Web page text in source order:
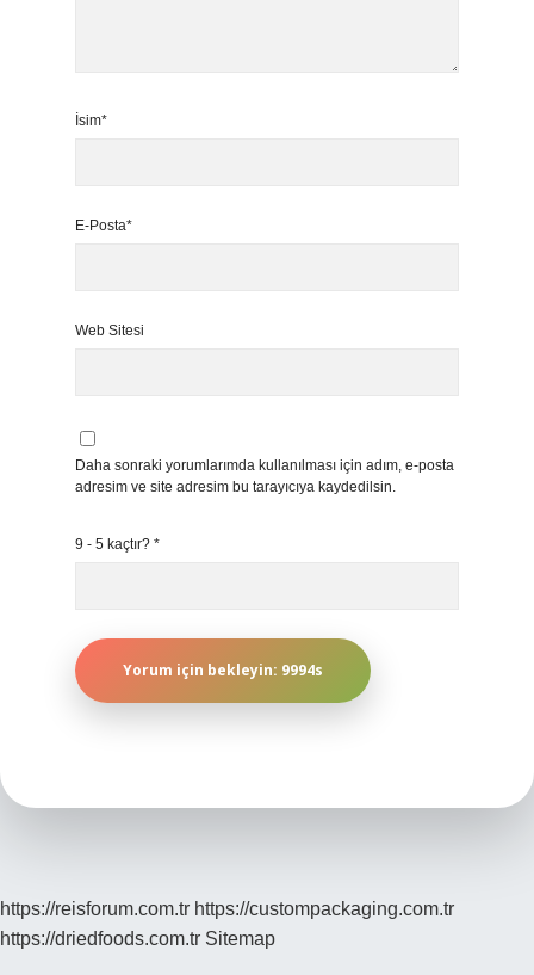
İsim*
E-Posta*
Web Sitesi
Daha sonraki yorumlarımda kullanılması için adım, e-posta
adresim ve site adresim bu tarayıcıya kaydedilsin.
9 - 5 kaçtır? *
https://reisforum.com.tr https://custompackaging.com.tr
https://driedfoods.com.tr Sitemap